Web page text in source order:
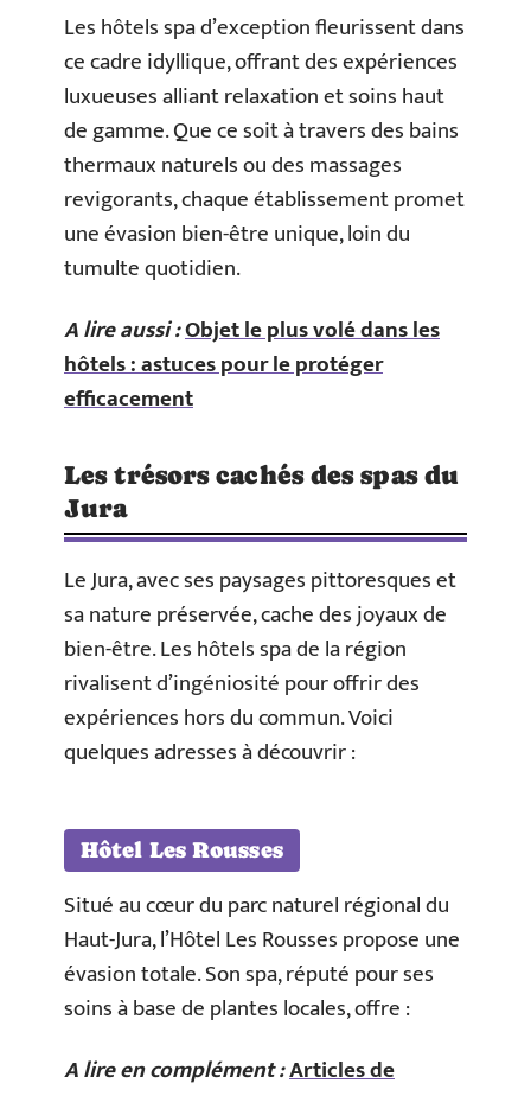
Les hôtels spa d’exception fleurissent dans
ce cadre idyllique, offrant des expériences
luxueuses alliant relaxation et soins haut
de gamme. Que ce soit à travers des bains
thermaux naturels ou des massages
revigorants, chaque établissement promet
une évasion bien-être unique, loin du
tumulte quotidien.
A lire aussi :Objet le plus volé dans les
hôtels : astuces pour le protéger
efficacement
Les trésors cachés des spas du
Jura
Le Jura, avec ses paysages pittoresques et
sa nature préservée, cache des joyaux de
bien-être. Les hôtels spa de la région
rivalisent d’ingéniosité pour offrir des
expériences hors du commun. Voici
quelques adresses à découvrir :
Hôtel Les Rousses
Situé au cœur du parc naturel régional du
Haut-Jura, l’Hôtel Les Rousses propose une
évasion totale. Son spa, réputé pour ses
soins à base de plantes locales, offre :
A lire en complément :Articles de